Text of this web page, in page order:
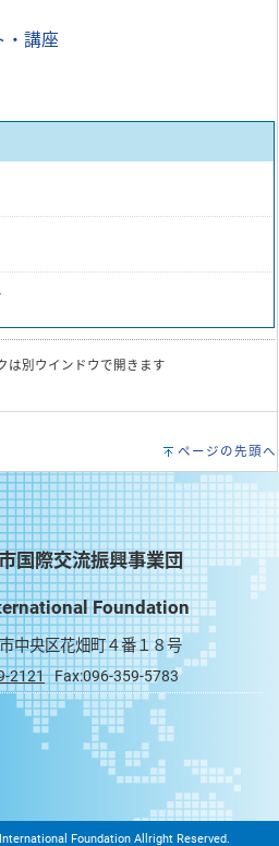
・講座
は別ウインドウで開きます
ページの先頭へ
国際交流振興事業団
Foundation
中央区花畑町４番１８号
2121Fax:096-359-5783
Foundation Allright Reserved.